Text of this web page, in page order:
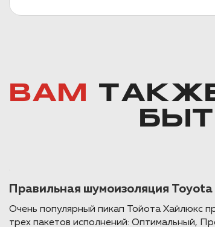
ВАМ
Правильная шумоизоляция
Очень популярный пикап Тойота Хайлюкс
трех пакетов исполнений: Оптимальный,